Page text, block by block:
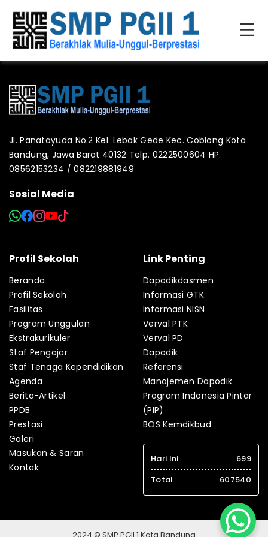
Jl. Panatayuda No.2 Kel. Lebak Gede Kec. Coblong Kota
Bandung, Jawa Barat 40132 Telp. 0222500604 HP.
08562153234 / 082219881949
Sosial Media
Profil Sekolah
Beranda
Profil Sekolah
Fasilitas
Program Unggulan
Ekstrakurikuler
Staf Pengajar
Staf Tenaga Kependidikan
Agenda
Berita-Artikel
PPDB
Prestasi
Galeri
Masukan & Saran
Kontak
Link Penting
Dapodikdasmen
Informasi GTK
Informasi NISN
Verval PTK
Verval PD
Dapodik
Referensi
Manajemen Dapodik
Program Indonesia Pintar
(PIP)
BOS Kemdikbud
Hari Ini
699
Total
607540